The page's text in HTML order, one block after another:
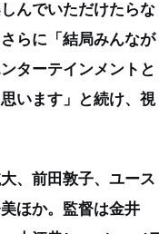
んでいただけたらな
らに「結局みんなが
ターテインメントと
います」と続け、視
、前田敦子、ユース
ほか。監督は金井